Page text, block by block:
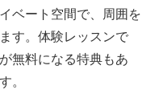
ベート空間で、周囲を
す。体験レッスンで
無料になる特典もあ
。